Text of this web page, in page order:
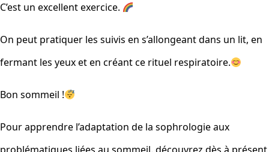
C’est un excellent exercice.
On peut pratiquer les suivis en s’allongeant dans un lit, en
fermant les yeux et en créant ce rituel respiratoire.
Bon sommeil !
Pour apprendre l’adaptation de la sophrologie aux